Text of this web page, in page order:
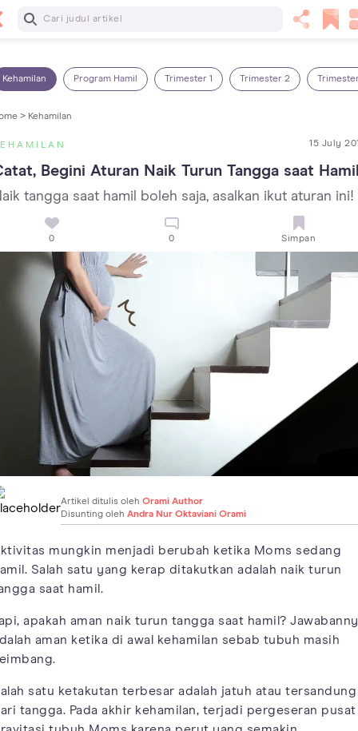
Baca Selanjutnya
Kehamilan Program Hamil Trimester 1 Trimester 2
> Kehamilan
15 July
Begini Aturan Naik Turun Tangga saat
tangga saat hamil boleh saja, asalkan ikut aturan ini!
0 0 Simpan
Artikel ditulis oleh Orami Author
Disunting oleh Andra Nur Oktaviani Orami
mungkin menjadi berubah ketika Moms sedang
Salah satu yang kerap ditakutkan adalah naik turun
saat hamil.
apakah aman naik turun tangga saat hamil?
aman ketika di awal kehamilan sebab tubuh masih
satu ketakutan terbesar adalah jatuh atau tersandung
tangga. Pada akhir kehamilan, terjadi pergeseran pusat